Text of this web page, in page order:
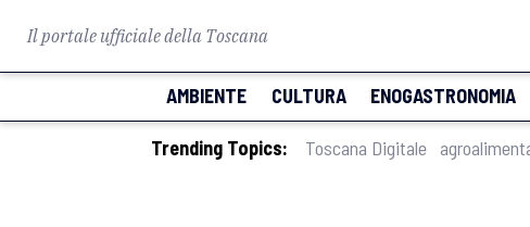
Il portale ufficiale della Toscana
AMBIENTE CULTURA ENOGASTRONOMIA
Trending Topics: Toscana Digitale